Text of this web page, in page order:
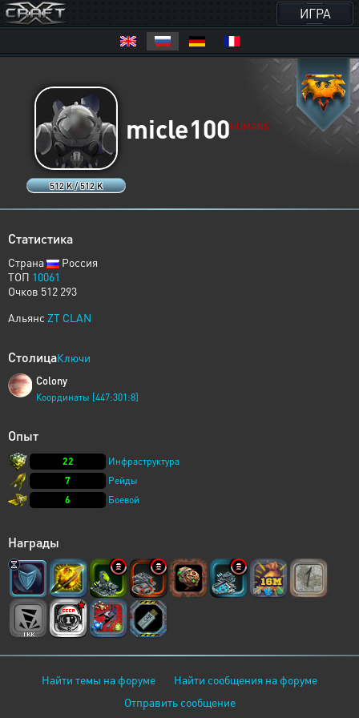
ИГРА
512 K / 512 K
micle100HUMANS
Статистика
Страна
Россия
ТОП 10061
Очков 512 293
Альянс ZT CLAN
СтолицаКлючи
Colony
Координаты [447:301:8]
Опыт
22
Инфраструктура
7
Рейды
6
Боевой
Награды
Найти темы на форуме
Найти сообщения на форуме
Отправить сообщение